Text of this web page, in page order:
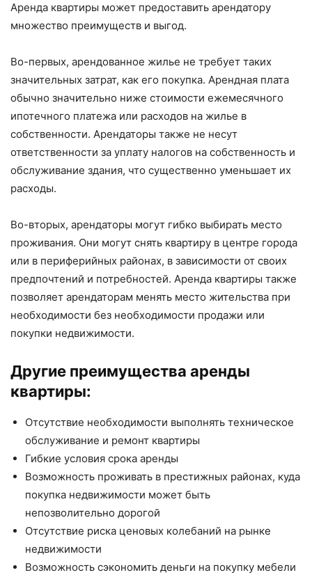
Аренда квартиры может предоставить арендатору
множество преимуществ и выгод.
Во-первых, арендованное жилье не требует таких
значительных затрат, как его покупка. Арендная плата
обычно значительно ниже стоимости ежемесячного
ипотечного платежа или расходов на жилье в
собственности. Арендаторы также не несут
ответственности за уплату налогов на собственность и
обслуживание здания, что существенно уменьшает их
расходы.
Во-вторых, арендаторы могут гибко выбирать место
проживания. Они могут снять квартиру в центре города
или в периферийных районах, в зависимости от своих
предпочтений и потребностей. Аренда квартиры также
позволяет арендаторам менять место жительства при
необходимости без необходимости продажи или
покупки недвижимости.
Другие преимущества аренды
квартиры:
Отсутствие необходимости выполнять техническое
обслуживание и ремонт квартиры
Гибкие условия срока аренды
Возможность проживать в престижных районах, куда
покупка недвижимости может быть
непозволительно дорогой
Отсутствие риска ценовых колебаний на рынке
недвижимости
Возможность сэкономить деньги на покупку мебели